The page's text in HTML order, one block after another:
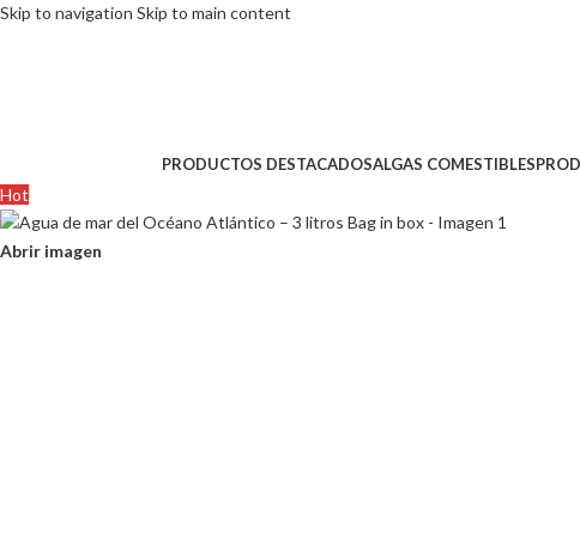
Skip to navigation Skip to main content
PRODUCTOS DESTACADOSALGAS COMESTIBLES
Hot
Abrir imagen